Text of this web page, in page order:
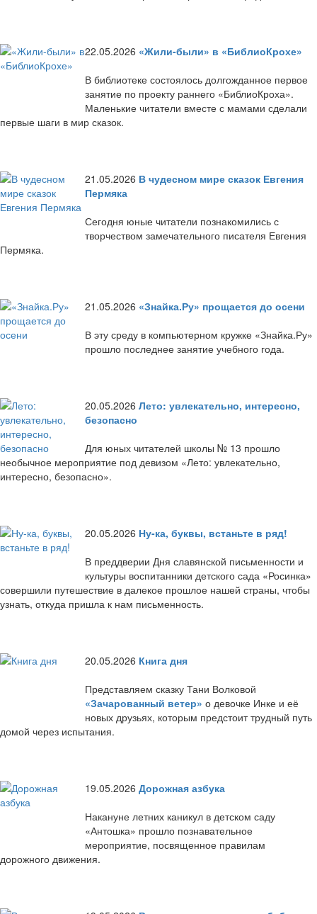
22.05.2026 «Жили-были» в «БиблиоКрохе»
В библиотеке состоялось долгожданное первое
занятие по проекту раннего «БиблиоКроха».
Маленькие читатели вместе с мамами сделали
первые шаги в мир сказок.
21.05.2026 В чудесном мире сказок Евгения
Пермяка
Сегодня юные читатели познакомились с
творчеством замечательного писателя Евгения
Пермяка.
21.05.2026 «Знайка.Ру» прощается до осени
В эту среду в компьютерном кружке «Знайка.Ру»
прошло последнее занятие учебного года.
20.05.2026 Лето: увлекательно, интересно,
безопасно
Для юных читателей школы № 13 прошло
необычное мероприятие под девизом «Лето: увлекательно,
интересно, безопасно».
20.05.2026 Ну-ка, буквы, встаньте в ряд!
В преддверии Дня славянской письменности и
культуры воспитанники детского сада «Росинка»
совершили путешествие в далекое прошлое нашей страны, чтобы
узнать, откуда пришла к нам письменность.
20.05.2026 Книга дня
Представляем сказку Тани Волковой
«Зачарованный ветер» о девочке Инке и её
новых друзьях, которым предстоит трудный путь
домой через испытания.
19.05.2026 Дорожная азбука
Накануне летних каникул в детском саду
«Антошка» прошло познавательное
мероприятие, посвященное правилам
дорожного движения.